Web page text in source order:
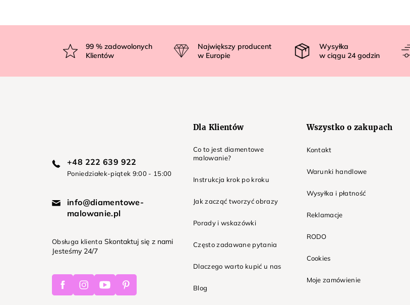
p
99% zadowolonych
Klientów
Największy producent
w Europie
Wysyłka
w ciągu 24 godzin
+48 222 639 922
Poniedziałek-piątek 9:00 - 15:00
info@diamentowe-
malowanie.pl
Obsługa klienta Skontaktuj się z nami
Jesteśmy 24/7
FacebookInstagramYoutubePinterest
Dla Klientów
Co to jest diamentowe
malowanie?
Instrukcja krok po kroku
Jak zacząć tworzyć obrazy
Porady i wskazówki
Często zadawane pytania
Dlaczego warto kupić u nas
Blog
Wszystko o zakupach
Kontakt
Warunki handlowe
Wysyłka i płatność
Reklamacje
RODO
Cookies
Moje zamówienie